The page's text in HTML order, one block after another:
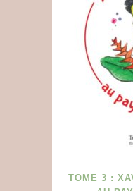
TOME 3 :